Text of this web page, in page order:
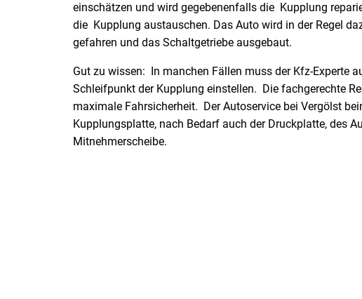
einschätzen und wird gegebenenfalls die Kupplung
die Kupplung austauschen. Das Auto wird in der Regel
gefahren und das Schaltgetriebe ausgebaut.
Gut zu wissen: In manchen Fällen muss der Kfz-Experte
Schleifpunkt der Kupplung einstellen. Die fachgerechte
maximale Fahrsicherheit. Der Autoservice bei Vergölst
Kupplungsplatte, nach Bedarf auch der Druckplatte, des
Mitnehmerscheibe.